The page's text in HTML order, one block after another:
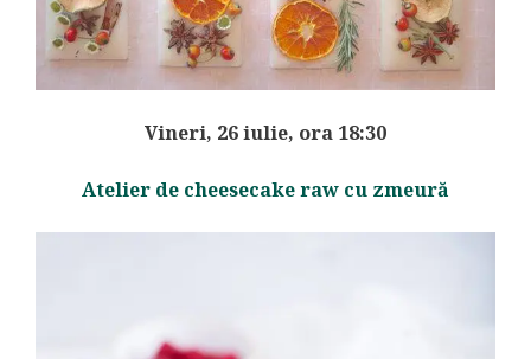
Vineri, 26 iulie, ora 18:30
Atelier de cheesecake raw cu zmeură